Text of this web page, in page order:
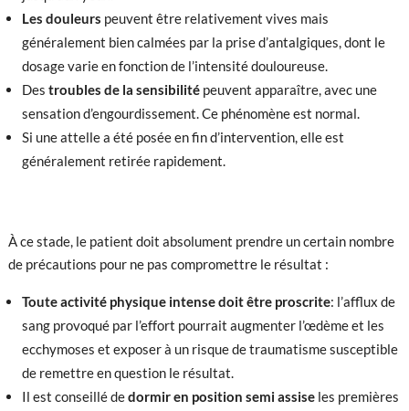
Les douleurs peuvent être relativement vives mais
généralement bien calmées par la prise d’antalgiques, dont le
dosage varie en fonction de l’intensité douloureuse.
Des troubles de la sensibilitépeuvent apparaître, avec une
sensation d’engourdissement. Ce phénomène est normal.
Si une attelle a été posée en fin d’intervention, elle est
généralement retirée rapidement.
À ce stade, le patient doit absolument prendre un certain nombre
de précautions pour ne pas compromettre le résultat :
Toute activité physique intense doit être proscrite: l’afflux de
sang provoqué par l’effort pourrait augmenter l’œdème et les
ecchymoses et exposer à un risque de traumatisme susceptible
de remettre en question le résultat.
Il est conseillé dedormir en position semi assiseles premières